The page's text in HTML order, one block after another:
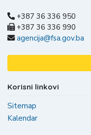
+387 36 336 950
+387 36 336 990
agencija@fsa.gov.ba
Korisni linkovi
Sitemap
Kalendar